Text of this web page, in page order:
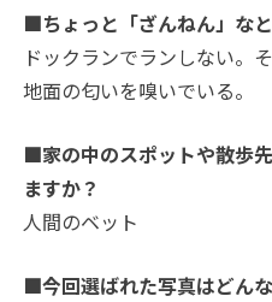
■ちょっと「ざんねん」な
ドックランでランしない。
地面の匂いを嗅いでいる。
■家の中のスポットや散歩
ますか？
人間のベット
■今回選ばれた写真はどん